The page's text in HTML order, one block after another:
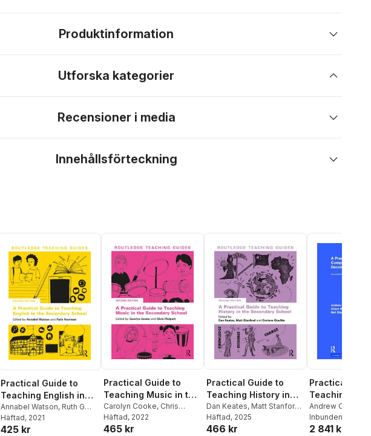
Produktinformation
Utforska kategorier
Recensioner i media
Innehållsförteckning
Practical Guide to
Teaching English in
the Secondary School
Annabel Watson, Ruth G
Newman
Häftad, 2021
425 kr
Practical Guide to
Teaching Music in the
Secondary School
Carolyn Cooke, Chris
Philpott
Häftad, 2022
465 kr
Practical Guide to
Teaching History in
the Secondary School
Dan Keates, Matt Stanford ,
Corinne Goullée
Häftad, 2025
466 kr
Practical
Teaching
and ICT in the
Secondary
Andrew Connell
Edwards,
Gavin Rhoades
Inbunden
2 841 kr